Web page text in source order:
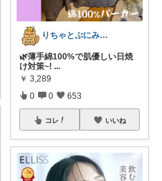
​りちゃとぷにみつ💎
🌿薄手綿100%で肌優しい日焼
け対策~! ...
￥ 3,289
0 0 653
コレ いいね